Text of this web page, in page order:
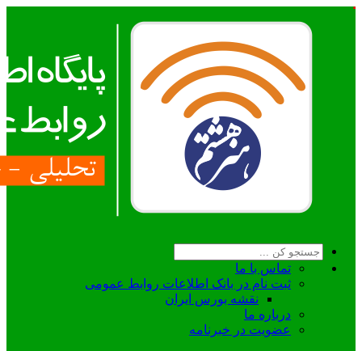
تماس با ما
ثبت نام در بانک اطلاعات روابط عمومی
نقشه بورس ایران
درباره ما
عضويت در خبرنامه